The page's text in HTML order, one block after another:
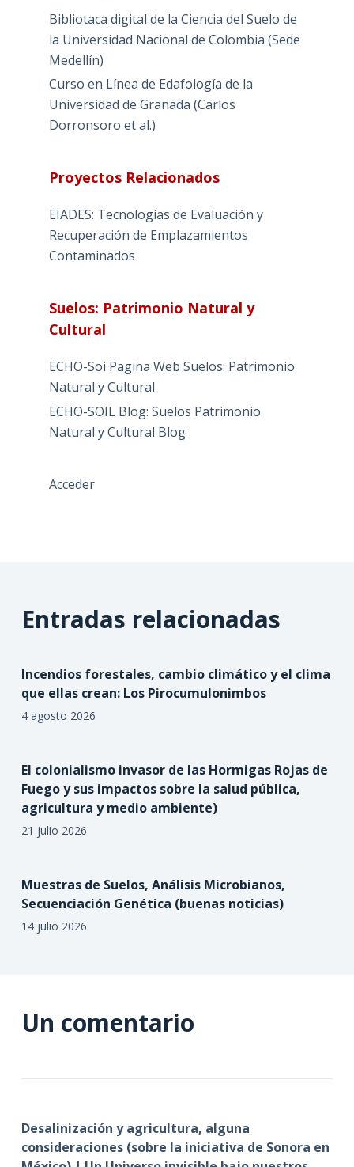
Bibliotaca digital de la Ciencia del Suelo de
la Universidad Nacional de Colombia (Sede
Medellín)
Curso en Línea de Edafología de la
Universidad de Granada (Carlos
Dorronsoro et al.)
Proyectos Relacionados
EIADES: Tecnologías de Evaluación y
Recuperación de Emplazamientos
Contaminados
Suelos: Patrimonio Natural y
Cultural
ECHO-Soi Pagina Web Suelos: Patrimonio
Natural y Cultural
ECHO-SOIL Blog: Suelos Patrimonio
Natural y Cultural Blog
Acceder
Entradas relacionadas
Incendios forestales, cambio climático y el clima
que ellas crean: Los Pirocumulonimbos
4 agosto 2026
El colonialismo invasor de las Hormigas Rojas de
Fuego y sus impactos sobre la salud pública,
agricultura y medio ambiente)
21 julio 2026
Muestras de Suelos, Análisis Microbianos,
Secuenciación Genética (buenas noticias)
14 julio 2026
Un comentario
Desalinización y agricultura, alguna
consideraciones (sobre la iniciativa de Sonora en